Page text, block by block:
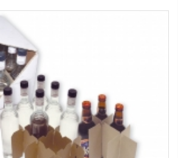
PID SBP®
inserting device
CM ERGON- Série WP ERGON
® Partition Inserter
around-Garrafas de vidro-
Vinhos e
alcoólica
3x4 packs